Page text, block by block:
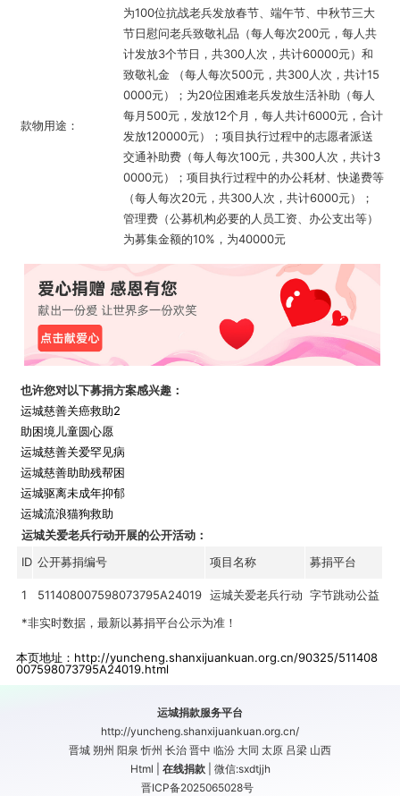
款物用途：
为100位抗战老兵发放春节、端午节、中秋节三大
节日慰问老兵致敬礼品（每人每次200元，每人共
计发放3个节日，共300人次，共计60000元）和
致敬礼金 （每人每次500元，共300人次，共计15
0000元）；为20位困难老兵发放生活补助（每人
每月500元，发放12个月，每人共计6000元，合计
发放120000元）；项目执行过程中的志愿者派送
交通补助费（每人每次100元，共300人次，共计3
0000元）；项目执行过程中的办公耗材、快递费等
（每人每次20元，共300人次，共计6000元）；
管理费（公募机构必要的人员工资、办公支出等）
为募集金额的10%，为40000元
也许您对以下募捐方案感兴趣：
运城慈善关癌救助2
助困境儿童圆心愿
运城慈善关爱罕见病
运城慈善助助残帮困
运城驱离未成年抑郁
运城流浪猫狗救助
运城关爱老兵行动开展的公开活动：
ID 公开募捐编号 项目名称 募捐平台
1 511408007598073795A24019 运城关爱老兵行动 字节跳动公益
*非实时数据，最新以募捐平台公示为准！
本页地址： http://yuncheng.shanxijuankuan.org.cn/90325/511408
007598073795A24019.html
运城捐款服务平台
http://yuncheng.shanxijuankuan.org.cn/
晋城 朔州 阳泉 忻州 长治 晋中 临汾 大同 太原 吕梁 山西
Html
在线捐款| 微信:sxdtjjh
晋ICP备2025065028号